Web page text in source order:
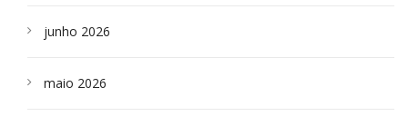
junho 2026
maio 2026